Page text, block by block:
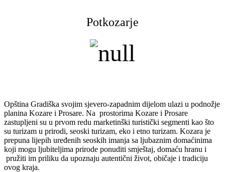
Potkozarje
Opština Gradiška svojim sjevero-zapadnim dijelom ulazi u podnožje
planina Kozare i Prosare. Na prostorima Kozare i Prosare
zastupljeni su u prvom redu marketinški turistički segmenti kao što
su turizam u prirodi, seoski turizam, eko i etno turizam. Kozara je
prepuna lijepih uređenih seoskih imanja sa ljubaznim domaćinima
koji mogu ljubiteljima prirode ponuditi smještaj, domaću hranu i
pružiti im priliku da upoznaju autentični život, običaje i tradiciju
ovog kraja.